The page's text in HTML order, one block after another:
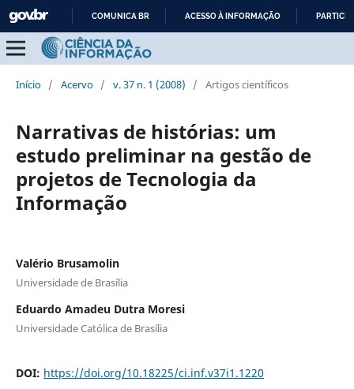
CONTEÚDO
COMUNICA BR ACESSO À INFORMAÇÃO
Início / Acervo / v. 37 n. 1 (2008) / Artigos científicos
Narrativas de histórias: um
estudo preliminar na gestão de
projetos de Tecnologia da
Informação
Valério Brusamolin
Universidade de Brasília
Eduardo Amadeu Dutra Moresi
Universidade Católica de Brasília
DOI: https://doi.org/10.18225/ci.inf.v37i1.1220